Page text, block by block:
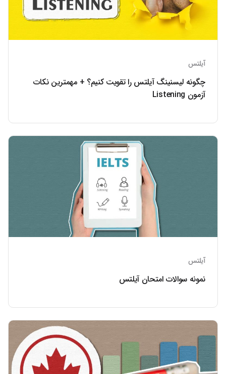
آیلتس
چگونه لیسنینگ آیلتس را تقویت کنیم؟ + مهمترین نکات
آزمون Listening
آیلتس
نمونه سوالات امتحان آیلتس